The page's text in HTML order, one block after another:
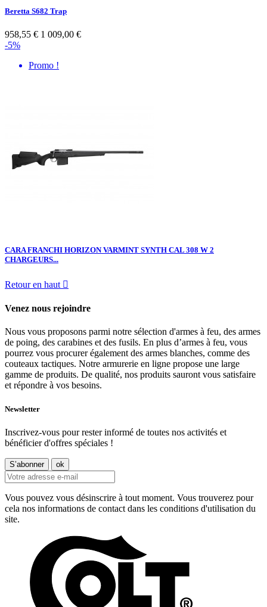
Beretta S682 Trap
958,55 € 1 009,00 €
-5%
Promo !
CARA FRANCHI HORIZON VARMINT SYNTH CAL 308 W 2
CHARGEURS...
Retour en haut 
Venez nous rejoindre
Nous vous proposons parmi notre sélection d'armes à feu, des armes
de poing, des carabines et des fusils. En plus d’armes à feu, vous
pourrez vous procurer également des armes blanches, comme des
couteaux tactiques. Notre armurerie en ligne propose une large
gamme de produits. De qualité, nos produits sauront vous satisfaire
et répondre à vos besoins.
Newsletter
Inscrivez-vous pour rester informé de toutes nos activités et
bénéficier d'offres spéciales !
Vous pouvez vous désinscrire à tout moment. Vous trouverez pour
cela nos informations de contact dans les conditions d'utilisation du
site.